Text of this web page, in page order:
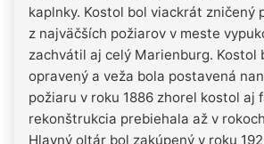
kaplnky. Kostol bol viackrát zničený
z najväčších požiarov v meste
zachvátil aj celý Marienburg. Kostol
opravený a veža bola postavená
požiaru v roku 1886 zhorel kostol aj
rekonštrukcia prebiehala až v rokoch
Hlavný oltár bol zakúpený v roku